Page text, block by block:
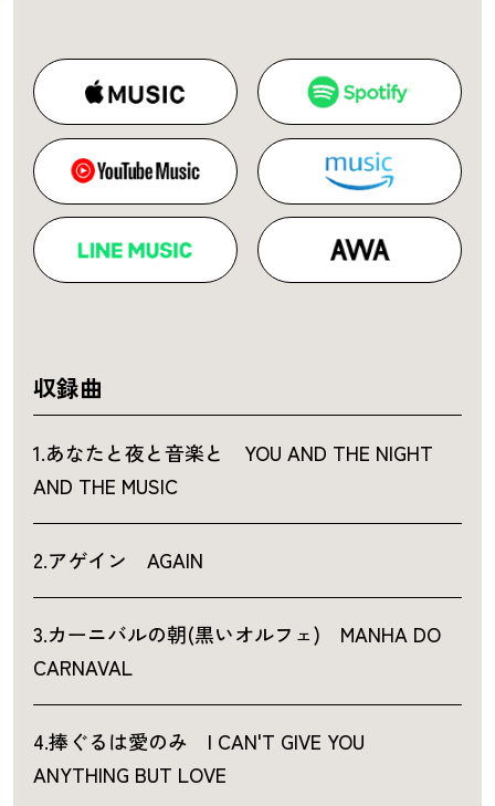
収録曲
1.あなたと夜と音楽と YOU AND THE NIGHT
AND THE MUSIC
2.アゲイン AGAIN
3.カーニバルの朝(黒いオルフェ) MANHA DO
CARNAVAL
4.捧ぐるは愛のみ I CAN'T GIVE YOU
ANYTHING BUT LOVE